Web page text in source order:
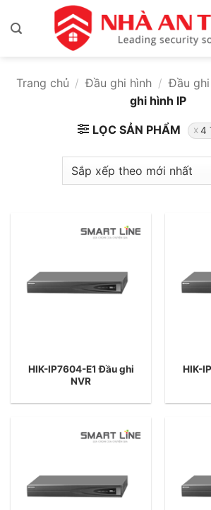
qua
Trang chủ / Đầu ghi hình / Đầu
ghi hình IP
LỌC SẢN PHẨM 4
HIK-IP7604-E1 Đầu ghi
NVR
HIK-